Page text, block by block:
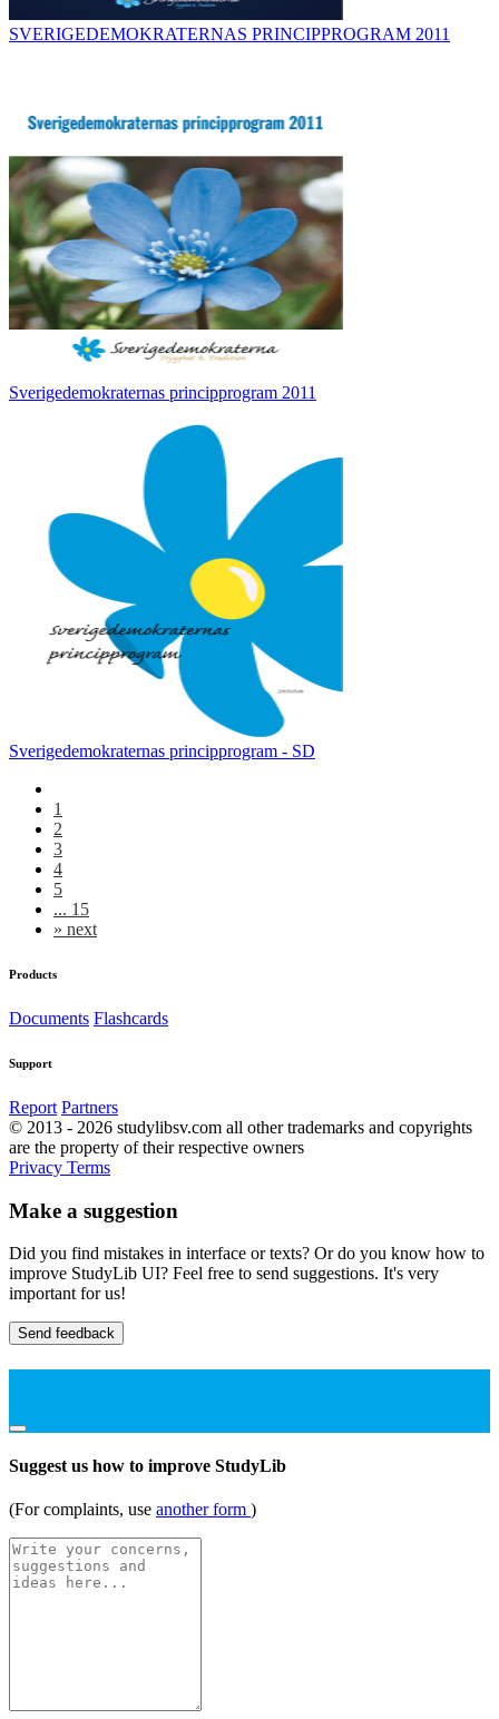
SVERIGEDEMOKRATERNAS PRINCIPPROGRAM 2011
Sverigedemokraternas principprogram 2011
Sverigedemokraternas principprogram - SD
1
2
3
4
5
... 15
» next
Products
Documents Flashcards
Support
Report Partners
© 2013 - 2026 studylibsv.com all other trademarks and copyrights
are the property of their respective owners
Privacy Terms
Make a suggestion
Did you find mistakes in interface or texts? Or do you know how to
improve StudyLib UI? Feel free to send suggestions. It's very
important for us!
Send feedback
Suggest us how to improve StudyLib
(For complaints, use another form )